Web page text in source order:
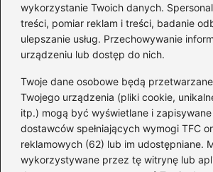
wykorzystanie Twoich danych.
treści, pomiar reklam i treści, badanie
ulepszanie usług. Przechowywanie
urządzeniu lub dostęp do nich.
Twoje dane osobowe będą
Twojego urządzenia (pliki cookie,
itp.) mogą być wyświetlane i
dostawców spełniających wymogi TFC
reklamowych (62) lub im udostępniane.
wykorzystywane przez tę witrynę lub
Kategorie
Bankowość (182)
Fundusze
(36)
Giełda(28)
Inwestycje(49)
Rentowność(32)
Rozliczenia(196)